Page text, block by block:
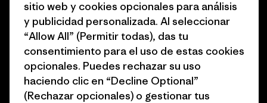
Tarjetas regalo
Encuentra una tienda
Programa de afiliados
Mapa del sitio Patagonia
España
sitio web y cookies opcionales para análisis
y publicidad personalizada. Al seleccionar
“Allow All” (Permitir todas), das tu
consentimiento para el uso de estas cookies
opcionales. Puedes rechazar su uso
haciendo clic en “Decline Optional”
(Rechazar opcionales) o gestionar tus